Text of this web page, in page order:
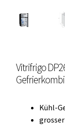
Kühl-
Kühlkassetten
Vitrifrigo
Kühl-